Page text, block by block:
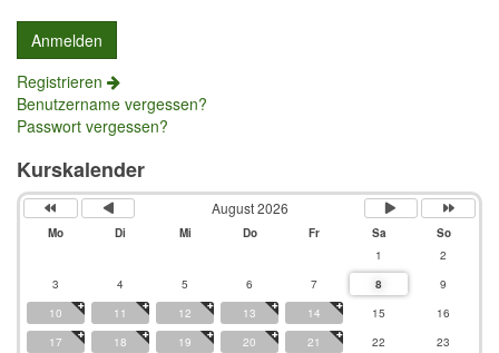
Registrieren
Benutzername vergessen?
Passwort vergessen?
Kurskalender
August 2026
Mo Di Mi Do Fr Sa
So
1
2
3
4 5 6 7 8
9
10
11 12 13 14 15
16
17
18 19 20 21 22
23